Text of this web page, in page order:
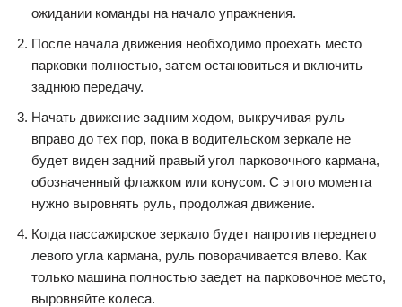
ожидании команды на начало упражнения.
После начала движения необходимо проехать место
парковки полностью, затем остановиться и включить
заднюю передачу.
Начать движение задним ходом, выкручивая руль
вправо до тех пор, пока в водительском зеркале не
будет виден задний правый угол парковочного кармана,
обозначенный флажком или конусом. С этого момента
нужно выровнять руль, продолжая движение.
Когда пассажирское зеркало будет напротив переднего
левого угла кармана, руль поворачивается влево. Как
только машина полностью заедет на парковочное место,
выровняйте колеса.